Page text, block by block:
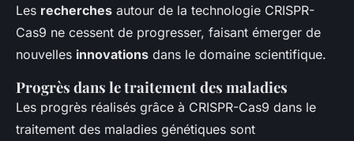
Les recherches autour de la technologie CRISPR-
Cas9 ne cessent de progresser, faisant émerger de
nouvelles innovations dans le domaine scientifique.
Progrès dans le traitement des maladies
Les progrès réalisés grâce à CRISPR-Cas9 dans le
traitement des maladies génétiques sont